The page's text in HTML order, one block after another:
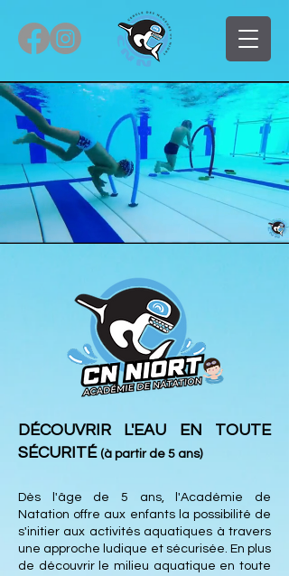
DÉCOUVRIR L'EAU EN TOUTE
SÉCURITÉ (à partir de 5 ans)
Dès l'âge de 5 ans, l'Académie de
Natation offre aux enfants la possibilité de
s'initier aux activités aquatiques à travers
une approche ludique et sécurisée. En plus
de découvrir le milieu aquatique en toute